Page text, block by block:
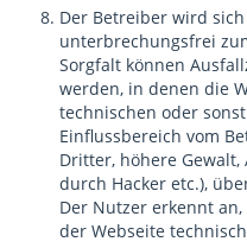
Der Betreiber wird
unterbrechungsfrei
Sorgfalt können
werden, in denen die
technischen oder
Einflussbereich vom
Dritter, höhere
durch Hacker etc.),
Der Nutzer erkennt
der Webseite